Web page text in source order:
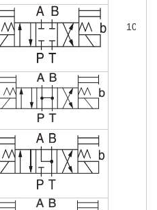
100